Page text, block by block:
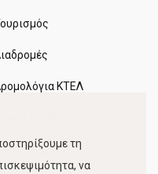
ΚΤΕΛ
Λιμένοςτη
να